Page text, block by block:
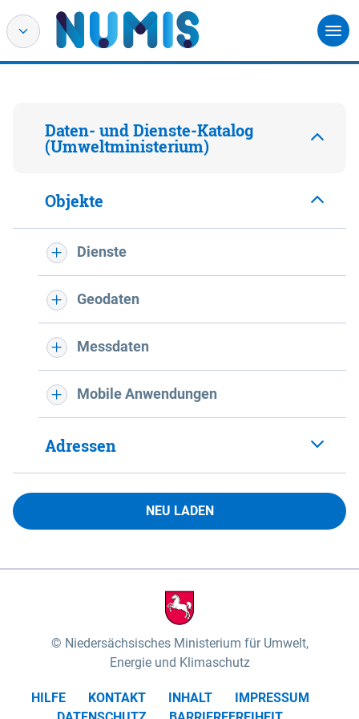
Daten- und Dienste-Katalog
(Umweltministerium)
Objekte
Dienste
Geodaten
Messdaten
Mobile Anwendungen
Adressen
NEU LADEN
Niedersächsisches Ministerium für Umwelt,
Energie und Klimaschutz
HILFE KONTAKT INHALT
IMPRESSUM